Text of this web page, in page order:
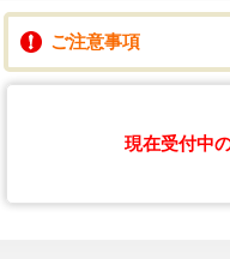
ご注意事項
現在受付中